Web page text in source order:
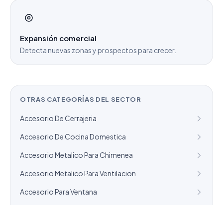
Expansión comercial
Detecta nuevas zonas y prospectos para crecer.
OTRAS CATEGORÍAS DEL SECTOR
Accesorio De Cerrajeria
Accesorio De Cocina Domestica
Accesorio Metalico Para Chimenea
Accesorio Metalico Para Ventilacion
Accesorio Para Ventana